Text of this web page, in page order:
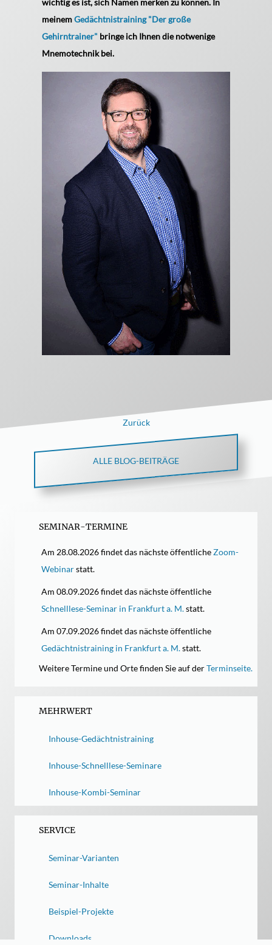
wichtig es ist, sich Namen merken zu können. In
meinemGedächtnistraining "Der große
Gehirntrainer" bringe ich Ihnen die notwenige
Mnemotechnik bei.
Zurück
ALLE BLOG-BEITRÄGE
MEHRWERT
Inhouse-Gedächtnistraining
Inhouse-Schnelllese-Seminare
Inhouse-Kombi-Seminar
SEMINAR-TERMINE
Am 28.08.2026 findet das nächste öffentlicheZoom-
Webinarstatt.
Am 08.09.2026 findet das nächste öffentliche
Schnelllese-Seminar in Frankfurt a. M.statt.
Am 07.09.2026 findet das nächste öffentliche
Gedächtnistraining in Frankfurt a. M.statt.
Weitere Termine und Orte finden Sie auf derTerminseite.
SERVICE
Seminar-Varianten
Seminar-Inhalte
Beispiel-Projekte
Downloads